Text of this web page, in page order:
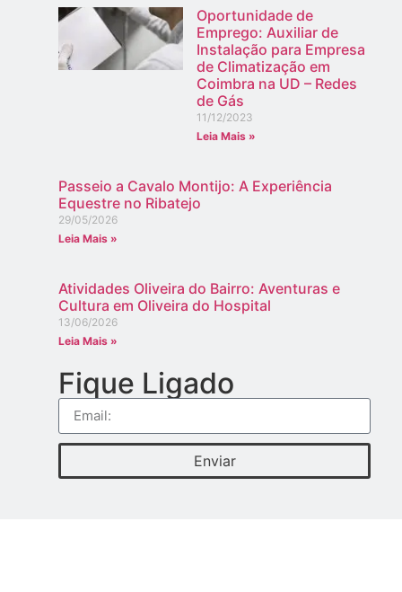
Oportunidade de
Emprego: Auxiliar de
Instalação para Empresa
de Climatização em
Coimbra na UD – Redes
de Gás
11/12/2023
Leia Mais »
Passeio a Cavalo Montijo: A Experiência
Equestre no Ribatejo
29/05/2026
Leia Mais »
Atividades Oliveira do Bairro: Aventuras e
Cultura em Oliveira do Hospital
13/06/2026
Leia Mais »
Fique Ligado
Enviar